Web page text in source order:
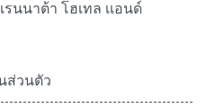
นนาต้า โฮเทล เเอนด์
ส่วนตัว